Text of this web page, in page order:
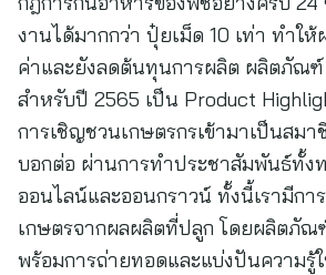
งานได้มากกว่า ปุ๋ยเม็ด 10 เท่า ทำให้
ค่าและยังลดต้นทุนการผลิต ผลิตภัณ
สำหรับปี 2565 เป็น Product
การเชิญชวนเกษตรกรเข้ามาเป็นสมา
บอกต่อ ผ่านการทำประชาสัมพันธ์ทั้ง
ออนไลน์และออนกราวน์ ทั้งนี้เรามีกา
เกษตรจากผลผลิตที่ปลูก โดยผลิตภั
พร้อมการถ่ายทอดและแบ่งปันความรู้